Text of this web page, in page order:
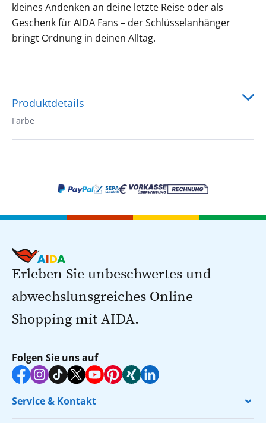
kleines Andenken an deine letzte Reise oder als
Geschenk für AIDA Fans – der Schlüsselanhänger
bringt Ordnung in deinen Alltag.
Produktdetails
Farbe
Erleben Sie unbeschwertes und
abwechslunsgreiches Online
Shopping mit AIDA.
Folgen Sie uns auf
Service & Kontakt